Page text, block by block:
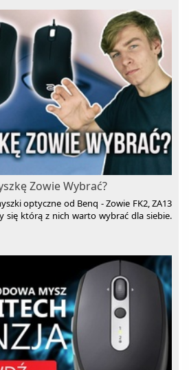
Zowie Wybrać?
optyczne od Benq - Zowie FK2, ZA13
się którą z nich warto wybrać dla siebie.